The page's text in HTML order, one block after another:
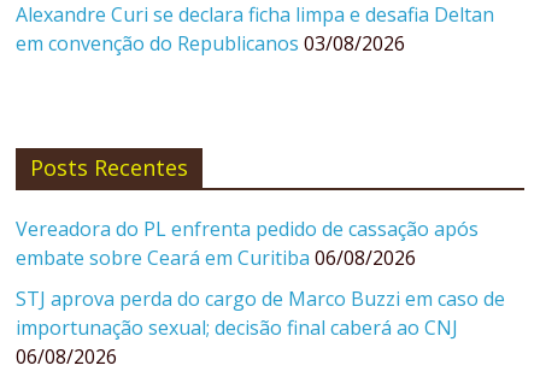
Alexandre Curi se declara ficha limpa e desafia Deltan
em convenção do Republicanos 03/08/2026
Posts Recentes
Vereadora do PL enfrenta pedido de cassação após
embate sobre Ceará em Curitiba 06/08/2026
STJ aprova perda do cargo de Marco Buzzi em caso de
importunação sexual; decisão final caberá ao CNJ
06/08/2026